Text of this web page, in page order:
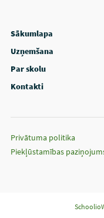
Sākumlapa
Uzņemšana
Par skolu
Kontakti
Privātuma politika
Piekļūstamības